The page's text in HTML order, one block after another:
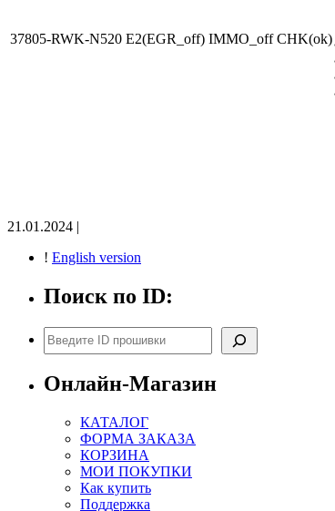
37805-RWK-N520 E2(EGR_off) IMMO_off CHK(ok)
21.01.2024 |
! English version
Поиск по ID:
Поиск
Онлайн-Магазин
КАТАЛОГ
ФОРМА ЗАКАЗА
КОРЗИНА
МОИ ПОКУПКИ
Как купить
Поддержка